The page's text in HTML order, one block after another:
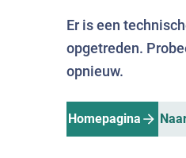
Er is een
opgetreden.
opnieuw.
Homepagina